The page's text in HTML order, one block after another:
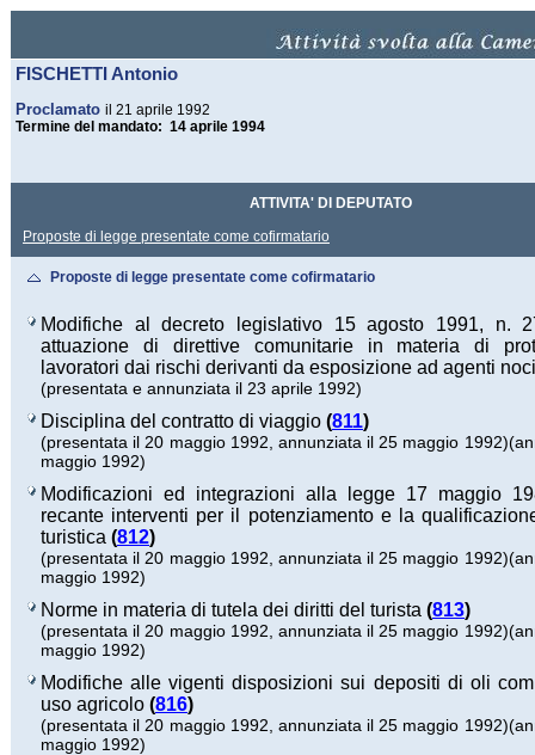
FISCHETTI Antonio
Proclamato il 21 aprile 1992
Termine del mandato: 14 aprile 1994
ATTIVITA' DI DEPUTATO
Proposte di legge presentate come cofirmatario
Proposte di legge presentate come cofirmatario
Modifiche al decreto legislativo 15 agosto 1991, n.
attuazione di direttive comunitarie in materia di
lavoratori dai rischi derivanti da esposizione ad agenti
(presentata e annunziata il 23 aprile 1992)
Disciplina del contratto di viaggio (811)
(presentata il 20 maggio 1992, annunziata il 25 maggio 1992)
maggio 1992)
Modificazioni ed integrazioni alla legge 17 maggio
recante interventi per il potenziamento e la
turistica (812)
(presentata il 20 maggio 1992, annunziata il 25 maggio 1992)
maggio 1992)
Norme in materia di tutela dei diritti del turista (813)
(presentata il 20 maggio 1992, annunziata il 25 maggio 1992)
maggio 1992)
Modifiche alle vigenti disposizioni sui depositi di oli
uso agricolo (816)
(presentata il 20 maggio 1992, annunziata il 25 maggio 1992)
maggio 1992)